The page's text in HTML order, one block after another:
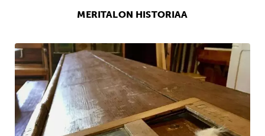
MERITALON HISTORIAA